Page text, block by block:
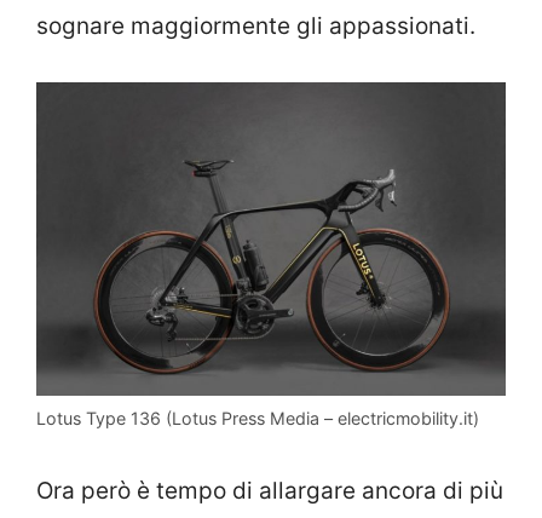
sognare maggiormente gli appassionati.
Lotus Type 136 (Lotus Press Media – electricmobility.it)
Ora però è tempo di allargare ancora di più